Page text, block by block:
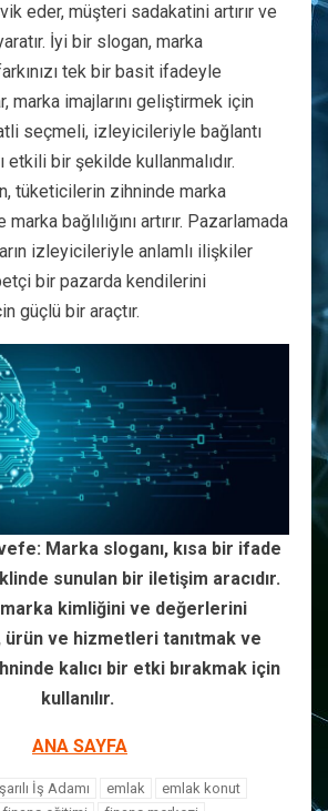
eder, müşteri sadakatini artırır ve
İyi bir slogan, marka
tek bir basit ifadeyle
marka imajlarını geliştirmek için
seçmeli, izleyicileriyle bağlantı
etkili bir şekilde kullanmalıdır.
tüketicilerin zihninde marka
bağlılığını artırır. Pazarlamada
izleyicileriyle anlamlı ilişkiler
bir pazarda kendilerini
güçlü bir araçtır.
Marka sloganı, kısa bir ifade
sunulan bir iletişim aracıdır.
kimliğini ve değerlerini
ve hizmetleri tanıtmak ve
kalıcı bir etki bırakmak için
kullanılır.
ANA SAYFA
İş Adamı emlak
emlak konut